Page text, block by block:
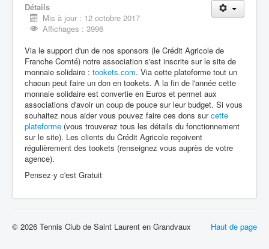
Détails
Mis à jour : 12 octobre 2017
Affichages : 3996
Via le support d'un de nos sponsors (le Crédit Agricole de
Franche Comté) notre association s'est inscrite sur le site de
monnaie solidaire : tookets.com. Via cette plateforme tout un
chacun peut faire un don en tookets. A la fin de l'année cette
monnaie solidaire est convertie en Euros et permet aux
associations d'avoir un coup de pouce sur leur budget. Si vous
souhaitez nous aider vous pouvez faire ces dons surcette
plateforme (vous trouverez tous les détails du fonctionnement
sur le site). Les clients du Crédit Agricole reçoivent
régulièrement des tookets (renseignez vous auprès de votre
agence).
Pensez-y c'est Gratuit
Haut de page
© 2026 Tennis Club de Saint Laurent en Grandvaux